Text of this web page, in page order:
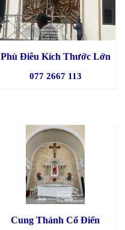
Phù Điêu Kích Thước Lớn
077 2667 113
Cung Thánh Cổ Điển